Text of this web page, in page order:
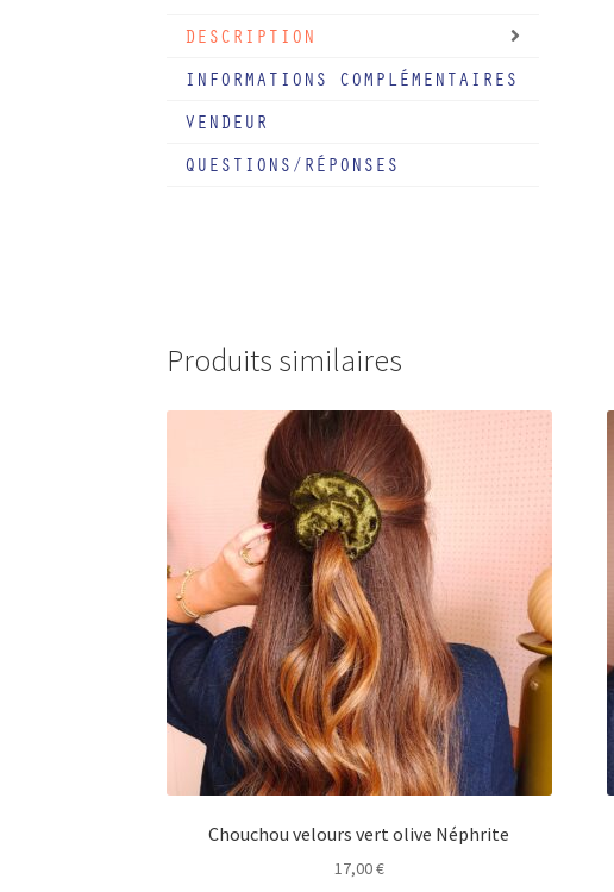
DESCRIPTION
INFORMATIONS COMPLÉMENTAIRES
VENDEUR
QUESTIONS/RÉPONSES
Produits similaires
Chouchou velours vert olive Néphrite
17,00€